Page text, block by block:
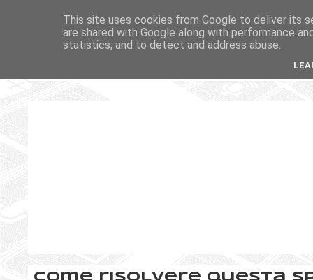
Come risolvere questa
This site uses cookies from Google to deliver its
are shared with Google along with performance
statistics, and to detect and address abuse.